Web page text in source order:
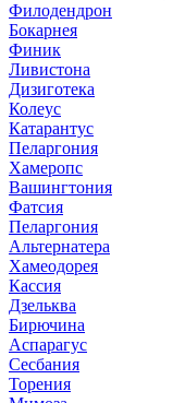
Филодендрон
Бокарнея
Финик
Ливистона
Дизиготека
Колеус
Катарантус
Пеларгония
Хамеропс
Вашингтония
Фатсия
Пеларгония
Альтернатера
Хамеодорея
Кассия
Дзельква
Бирючина
Аспарагус
Сесбания
Торения